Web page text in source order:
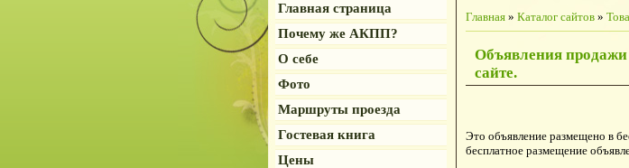
Главная страница
Почему же АКПП?
О себе
Фото
Маршруты проезда
Гостевая книга
Цены
Главная» Каталог сайтов»
Объявления
сайте.
Это объявление размещено в
бесплатное размещение